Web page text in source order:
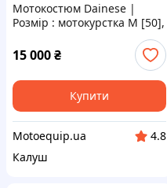
Мотокостюм Dainese |
Розмір : мотокурстка M [50],
Мотокомбінезон для міста
15 000₴
Купити
Motoequip.ua
4.8
Калуш